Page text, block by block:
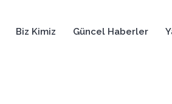
Biz Kimiz Güncel Haberler